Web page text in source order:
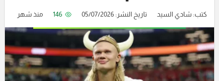
كتب:شادي السيد تاريخ النشر: 05/07/2026 146 منذ شهر